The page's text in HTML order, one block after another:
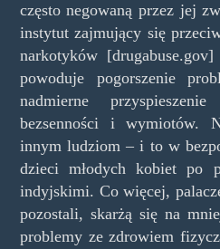
często negowaną przez jej
instytut zajmujący się
narkotyków
powoduje pogorszenie
nadmierne
bezsenności i wymiotów.
innym ludziom – i to w
dzieci młodych kobiet po
indyjskimi. Co więcej,
pozostali, skarżą się na
problemy ze zdrowiem